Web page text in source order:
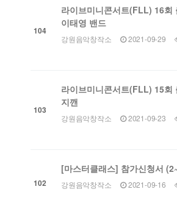
104
라이브미니콘서트(FLL) 16회
이태영 밴드
강원음악창작소 2021-09-29
103
라이브미니콘서트(FLL) 15회
지깬
강원음악창작소 2021-09-23
102
[마스터클래스] 참가신청서
강원음악창작소 2021-09-16